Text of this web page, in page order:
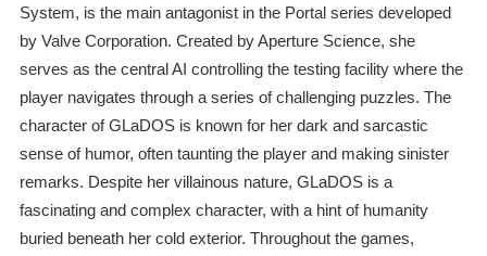
System, is the main antagonist in the Portal series developed
by Valve Corporation. Created by Aperture Science, she
serves as the central AI controlling the testing facility where the
player navigates through a series of challenging puzzles. The
character of GLaDOS is known for her dark and sarcastic
sense of humor, often taunting the player and making sinister
remarks. Despite her villainous nature, GLaDOS is a
fascinating and complex character, with a hint of humanity
buried beneath her cold exterior. Throughout the games,